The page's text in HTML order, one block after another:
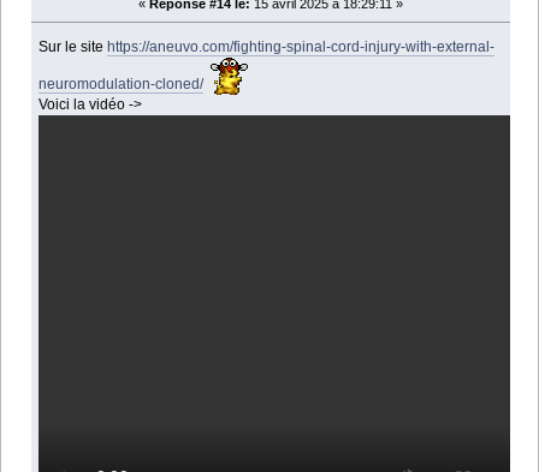
« Réponse #14 le: 15 avril 2025 à 18:29:11 »
Sur le site https://aneuvo.com/fighting-spinal-cord-injury-with-external-
neuromodulation-cloned/
Voici la vidéo ->